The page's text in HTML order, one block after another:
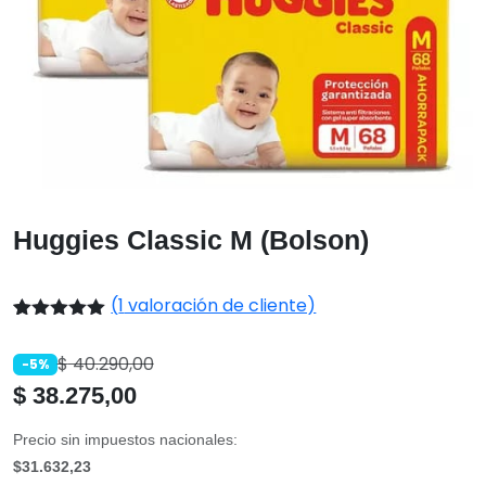
Huggies Classic M (Bolson)
5 en base
a
valoración
de un
(1 valoración de cliente)
-5% $40.290,00
$ 38.275,00
Precio sin impuestos nacionales:
$31.632,23